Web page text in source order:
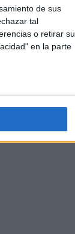
de sus
tal
o retirar su
en la parte